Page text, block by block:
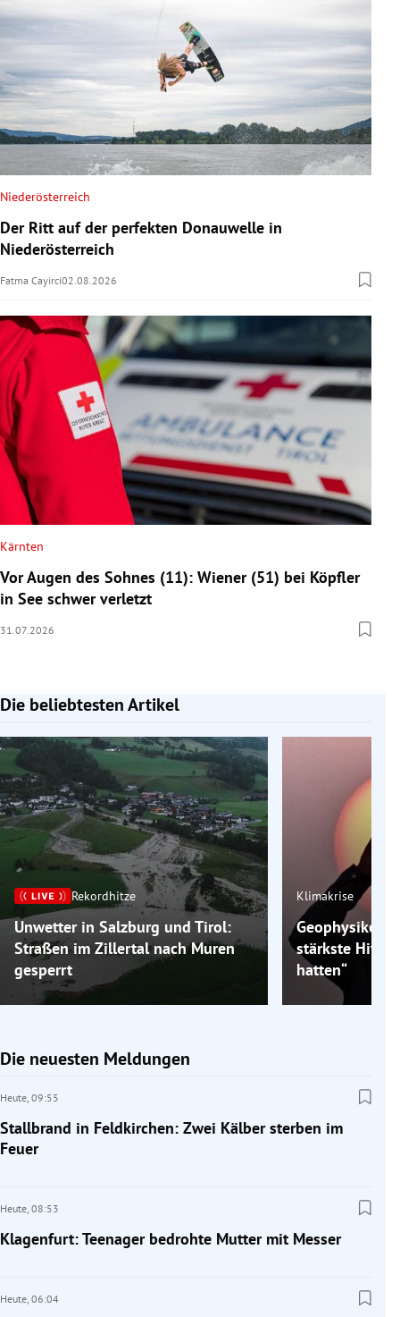
Niederösterreich
Der Ritt auf der perfekten Donauwelle in
Niederösterreich
Fatma Cayirci02.08.2026
Kärnten
Vor Augen des Sohnes (11): Wiener (51) bei Köpfler
in See schwer verletzt
31.07.2026
Die beliebtesten Artikel
Slide 1 von 7
Rekordhitze
Unwetter in Salzburg und Tirol:
Straßen im Zillertal nach Muren
gesperrt
Klimakrise
Geophysiker:
stärkste
hatten“
Die neuesten Meldungen
Heute, 09:55
Stallbrand in Feldkirchen: Zwei Kälber sterben im
Feuer
Heute, 08:53
Klagenfurt: Teenager bedrohte Mutter mit Messer
Heute, 06:04